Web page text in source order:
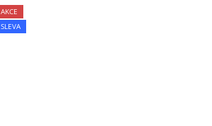
AKCE
SLEVA